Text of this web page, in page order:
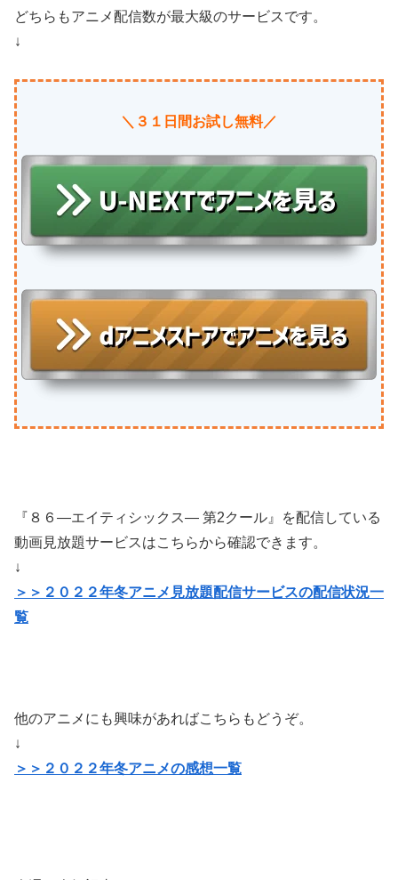
どちらもアニメ配信数が最大級のサービスです。
↓
＼３１日間お試し無料／
『８６―エイティシックス― 第2クール』を配信している
動画見放題サービスはこちらから確認できます。
↓
＞＞２０２２年冬アニメ見放題配信サービスの配信状況一
覧
他のアニメにも興味があればこちらもどうぞ。
↓
＞＞２０２２年冬アニメの感想一覧